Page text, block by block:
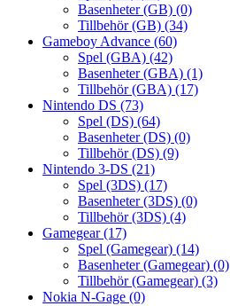
Basenheter (GB) (0)
Tillbehör (GB) (34)
Gameboy Advance (60)
Spel (GBA) (42)
Basenheter (GBA) (1)
Tillbehör (GBA) (17)
Nintendo DS (73)
Spel (DS) (64)
Basenheter (DS) (0)
Tillbehör (DS) (9)
Nintendo 3-DS (21)
Spel (3DS) (17)
Basenheter (3DS) (0)
Tillbehör (3DS) (4)
Gamegear(17)
Spel (Gamegear) (14)
Basenheter (Gamegear) (0)
Tillbehör (Gamegear) (3)
Nokia N-Gage (0)